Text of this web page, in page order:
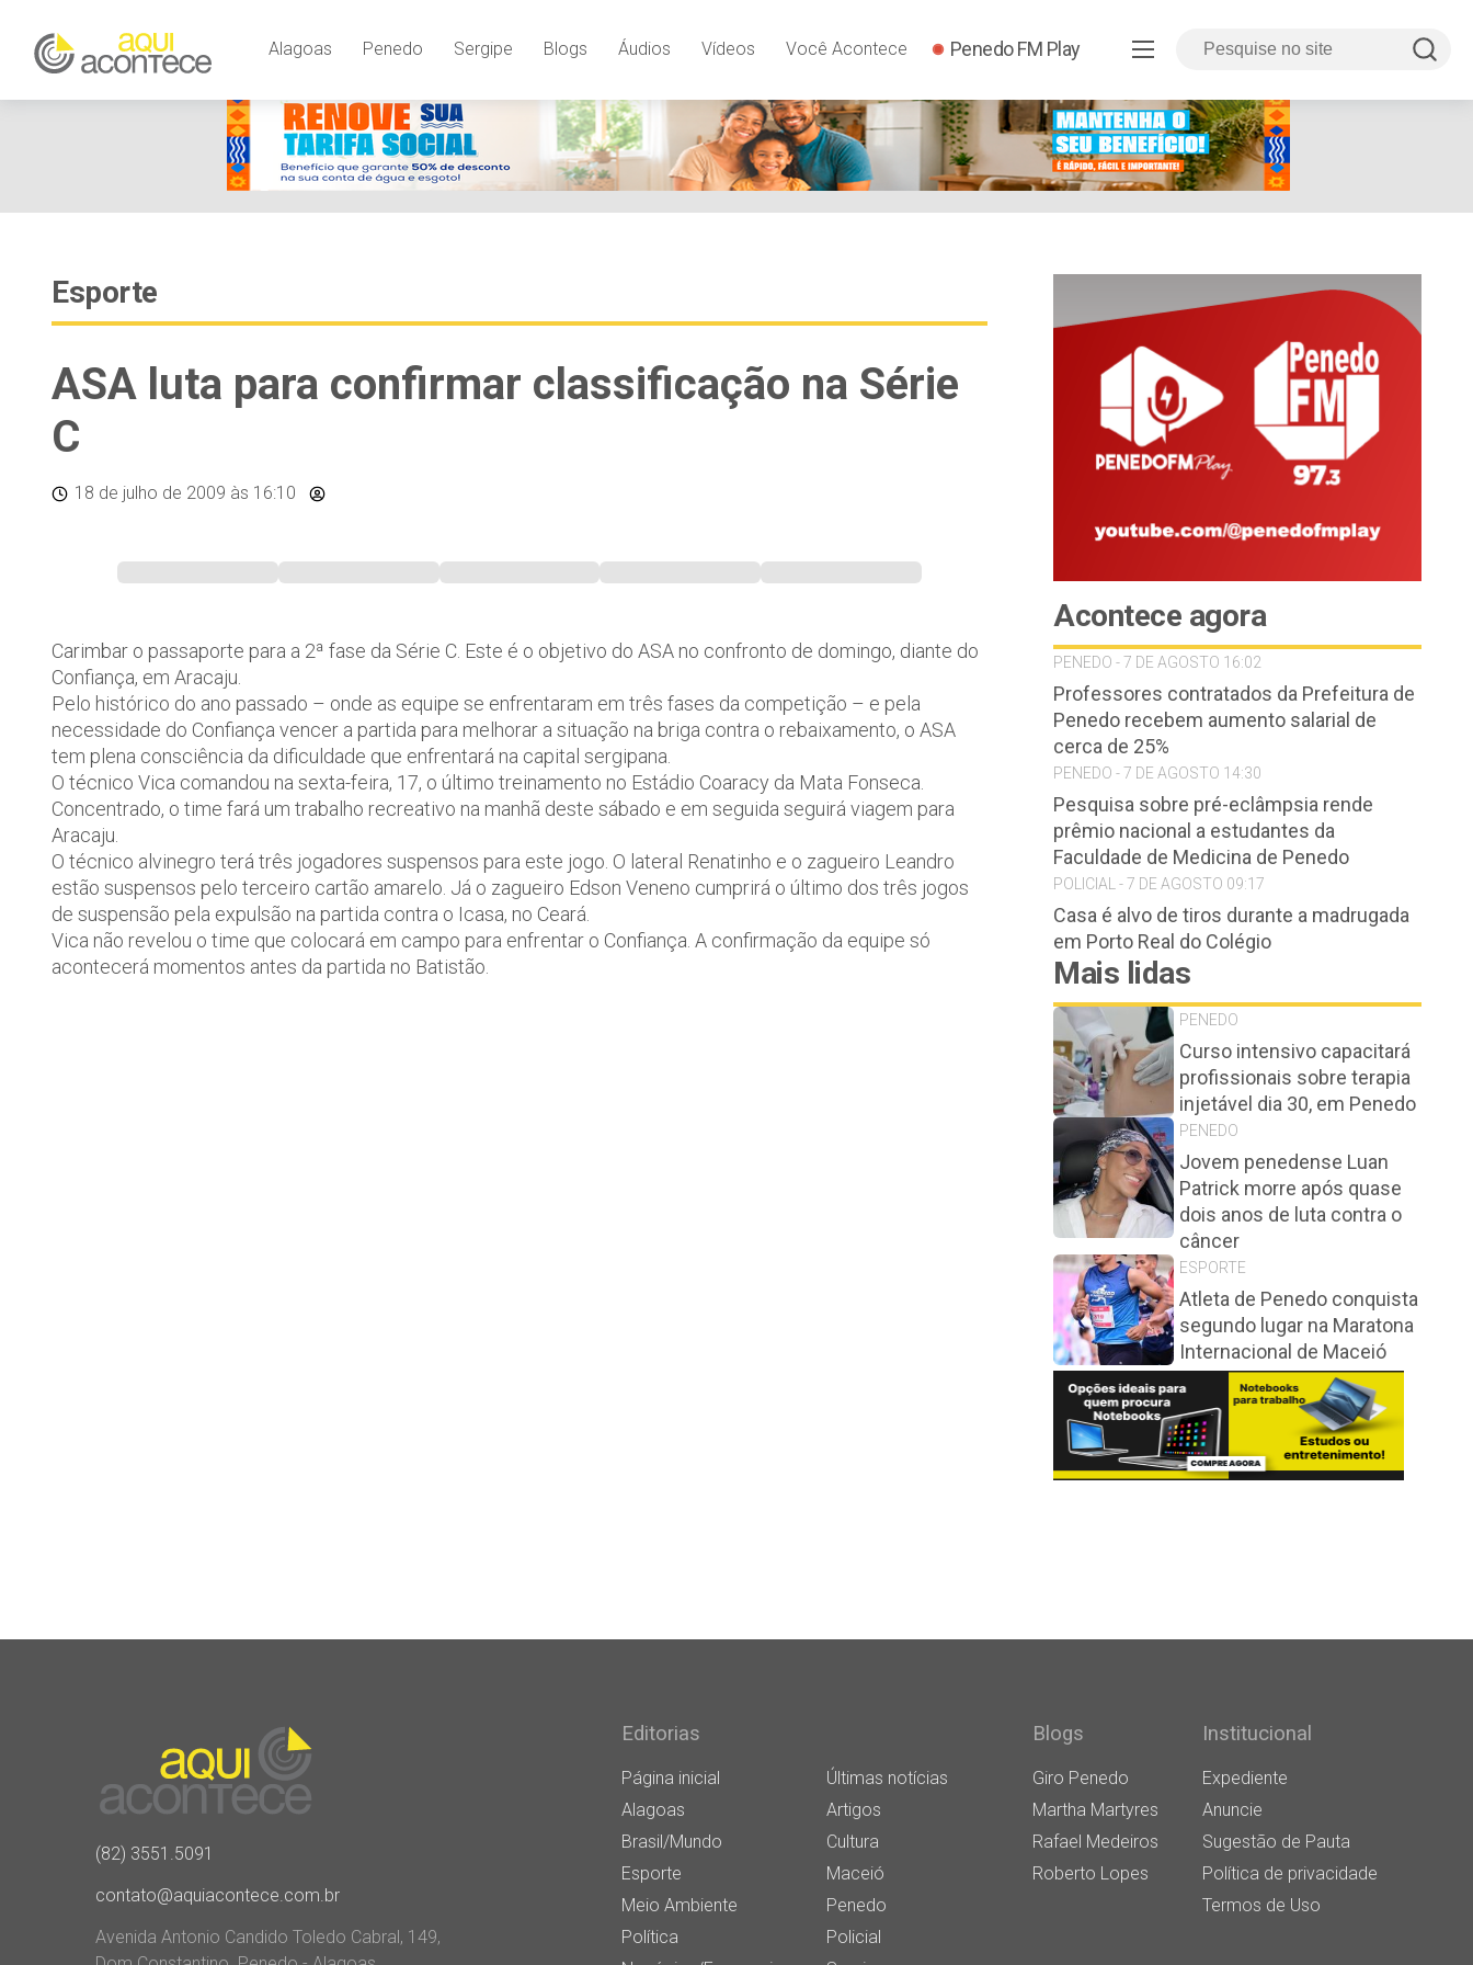
Alagoas Penedo Sergipe Blogs Áudios Vídeos Você Acontece Penedo FM Play
Esporte
ASA luta para confirmar classificação na Série
C
18 de julho de 2009 às 16:10
Carimbar o passaporte para a 2ª fase da Série C. Este é o objetivo do ASA no confronto de domingo, diante do
Confiança, em Aracaju.
Pelo histórico do ano passado – onde as equipe se enfrentaram em três fases da competição – e pela
necessidade do Confiança vencer a partida para melhorar a situação na briga contra o rebaixamento, o ASA
tem plena consciência da dificuldade que enfrentará na capital sergipana.
O técnico Vica comandou na sexta-feira, 17, o último treinamento no Estádio Coaracy da Mata Fonseca.
Concentrado, o time fará um trabalho recreativo na manhã deste sábado e em seguida seguirá viagem para
Aracaju.
O técnico alvinegro terá três jogadores suspensos para este jogo. O lateral Renatinho e o zagueiro Leandro
estão suspensos pelo terceiro cartão amarelo. Já o zagueiro Edson Veneno cumprirá o último dos três jogos
de suspensão pela expulsão na partida contra o Icasa, no Ceará.
Vica não revelou o time que colocará em campo para enfrentar o Confiança. A confirmação da equipe só
acontecerá momentos antes da partida no Batistão.
Acontece agora
PENEDO - 7 DE AGOSTO 16:02
Professores contratados da Prefeitura de
Penedo recebem aumento salarial de
cerca de 25%
PENEDO - 7 DE AGOSTO 14:30
Pesquisa sobre pré-eclâmpsia rende
prêmio nacional a estudantes da
Faculdade de Medicina de Penedo
POLICIAL - 7 DE AGOSTO 09:17
Casa é alvo de tiros durante a madrugada
em Porto Real do Colégio
Mais lidas
PENEDO
Curso intensivo capacitará
profissionais sobre terapia
injetável dia 30, em Penedo
PENEDO
Jovem penedense Luan
Patrick morre após quase
dois anos de luta contra o
câncer
ESPORTE
Atleta de Penedo conquista
segundo lugar na Maratona
Internacional de Maceió
(82) 3551.5091
contato@aquiacontece.com.br
Avenida Antonio Candido Toledo Cabral, 149,
Editorias
Página inicial
Últimas notícias
Alagoas
Artigos
Brasil/Mundo
Cultura
Esporte
Maceió
Meio Ambiente
Penedo
Política
Policial
Blogs
Giro Penedo
Martha Martyres
Rafael Medeiros
Roberto Lopes
Institucional
Expediente
Anuncie
Sugestão de Pauta
Política de privacidade
Termos de Uso